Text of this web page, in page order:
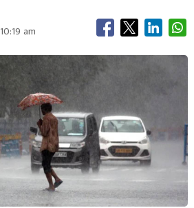
10:19 am